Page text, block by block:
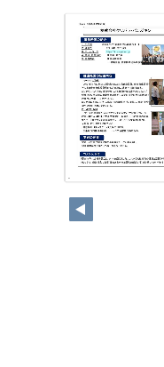
104